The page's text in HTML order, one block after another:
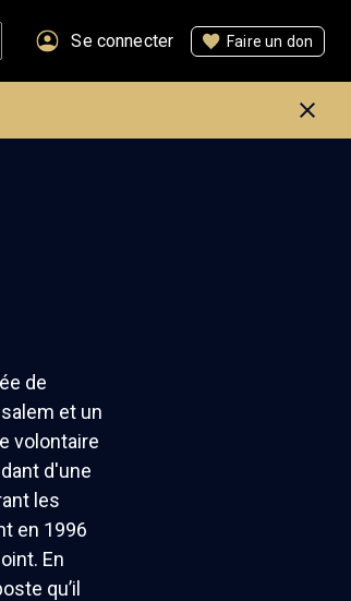
Se connecter Faire un don
de
et un
volontaire
d'une
les
en 1996
En
qu’il